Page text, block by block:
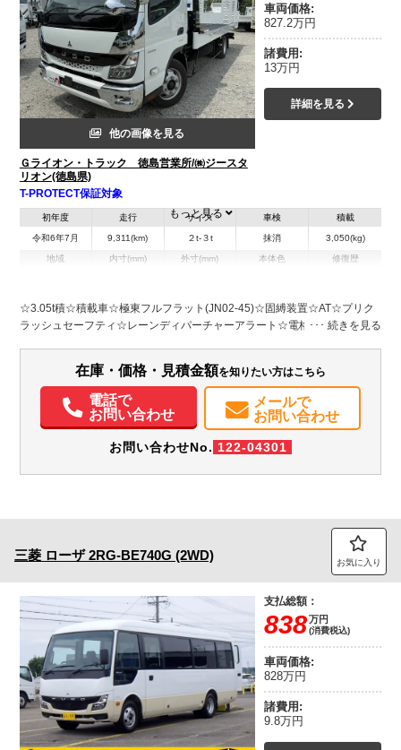
他の画像を見る
Ｇライオン・トラック 徳島営業所/㈱ジースタ
リオン(徳島県)
T-PROTECT保証対象
車両価格:
827.2万円
諸費用:
13万円
詳細を見る
初年度
令和6年7月
走行
9,311(km)
サイズ
２t-３t
車検
抹消
積載
3,050(kg)
地域 内寸(mm) 外寸(mm) 本体色 修復歴
装備情報
パワステ パワーウィンドウ ABS
電動格納ミラー
ETC
もっと見る
☆3.05t積☆積載車☆極東フルフラット(JN02-45)☆固縛装置☆AT☆プリク
ラッシュセーフティ☆レーンディパーチャーアラート☆電格ミラー☆エコ
在庫・価格・見積金額を知りたい方はこちら
電話で
お問い合わせ
メールで
お問い合わせ
お問い合わせNo. 122-04301
三菱 ローザ 2RG-BE740G (2WD) お気に入り
支払総額：
838万円
(消費税込)
車両価格:
828万円
諸費用:
9.8万円